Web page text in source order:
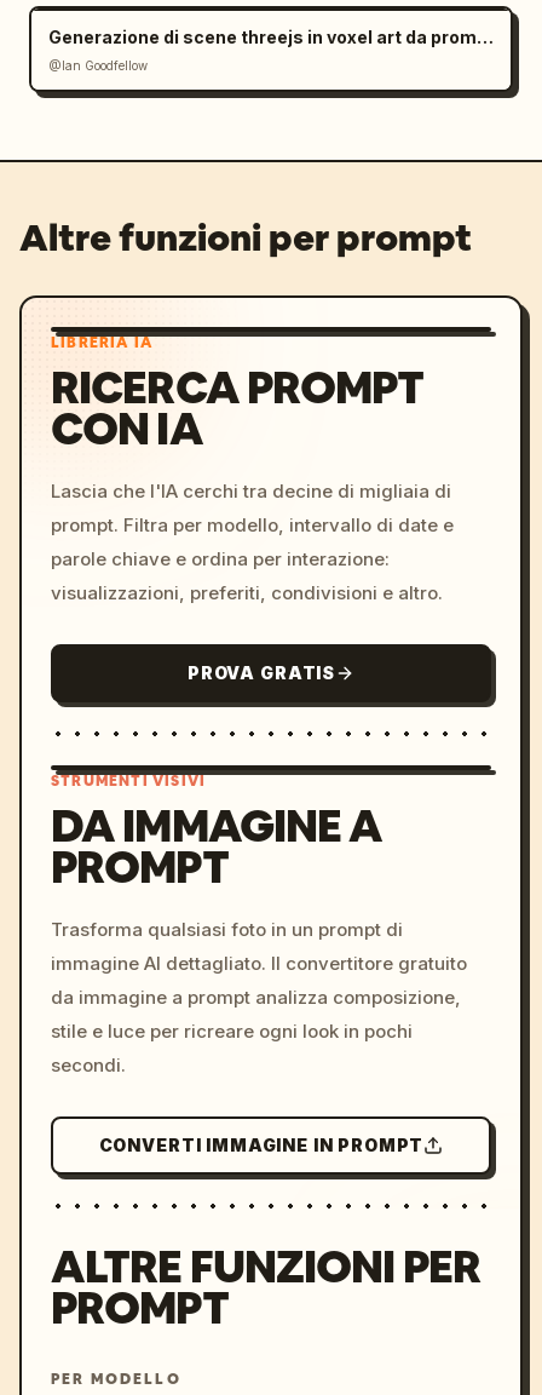
Generazione di scene threejs in voxel art da prompt di immagine
@Ian Goodfellow
Altre funzioni per prompt
LIBRERIA IA
RICERCA PROMPT
CON IA
Lascia che l'IA cerchi tra decine di migliaia di
prompt. Filtra per modello, intervallo di date e
parole chiave e ordina per interazione:
visualizzazioni, preferiti, condivisioni e altro.
PROVA GRATIS
colors, 8k --v 6.0
STRUMENTI VISIVI
DA IMMAGINE A
PROMPT
Trasforma qualsiasi foto in un prompt di
immagine AI dettagliato. Il convertitore gratuito
da immagine a prompt analizza composizione,
stile e luce per ricreare ogni look in pochi
secondi.
CONVERTI IMMAGINE IN PROMPT
ALTRE FUNZIONI PER
PROMPT
PER MODELLO